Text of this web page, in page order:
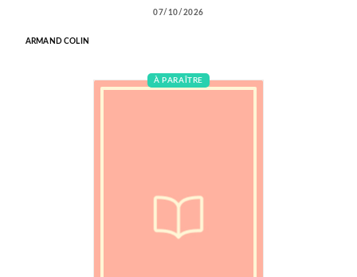
07/10/2026
ARMAND COLIN
À PARAÎTRE